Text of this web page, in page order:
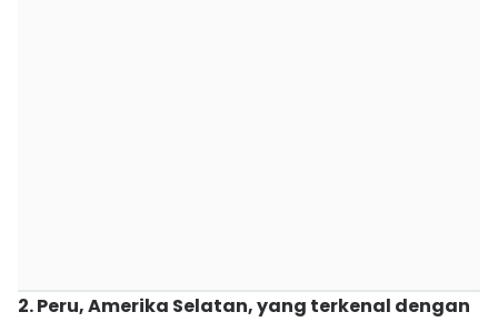
2. Peru, Amerika Selatan, yang terkenal dengan